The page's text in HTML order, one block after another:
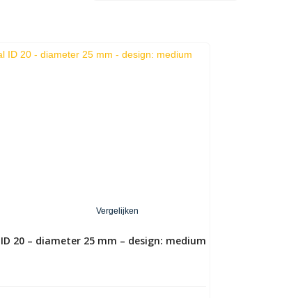
Vergelijken
20 – diameter 25 mm – design: medium